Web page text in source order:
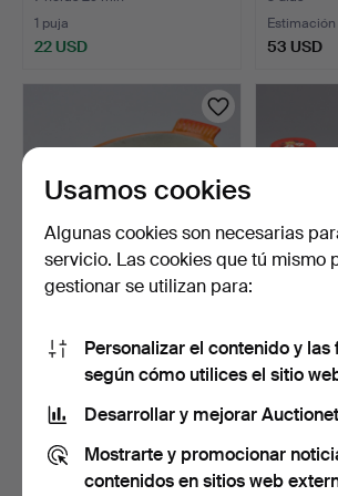
1 puja
22 USD
Estimación
53 USD
OVALADA ANTIGUA DE
HIERRO …
43 USD
3 días
43 USD
Usamos cookies
Algunas cookies son necesarias
servicio. Las cookies que tú mismo
gestionar se utilizan para:
Personalizar el contenido y las
según cómo utilices el sitio
Desarrollar y mejorar
Mostrarte y promocionar
contenidos en sitios web